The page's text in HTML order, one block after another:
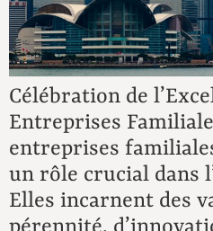
Célébration de
Entreprises
entreprises
un rôle crucial dans
Elles incarnent des